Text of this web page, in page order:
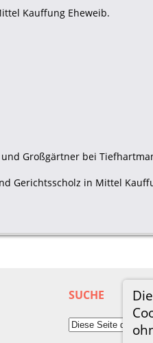
Kauffung Eheweib.
Großgärtner bei
Gerichtsscholz in Mittel
SUCHE